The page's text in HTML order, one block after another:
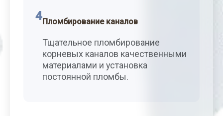
4Пломбирование каналов
Тщательное пломбирование
корневых каналов качественными
материалами и установка
постоянной пломбы.